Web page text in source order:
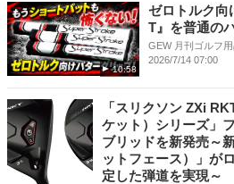
10:58
ゼロトルク向
T』を普通の
GEW 月刊ゴルフ
2026/7/14 07:00
「スリクソン ZXi
ケット）シリーズ」
ブリッドを新発売～
ットフェース）」が
定した弾道を実現～